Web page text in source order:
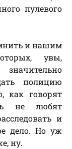
пулевого
и нашим
увы,
значительно
полицию
как говорят
не любят
и
дело. Но уж
ну.